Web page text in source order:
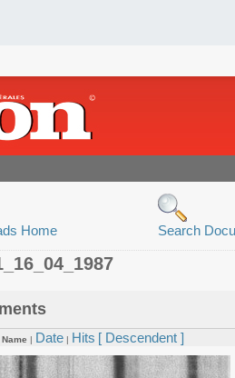
Home Search
Name | Date | Hits [ Descendent ]